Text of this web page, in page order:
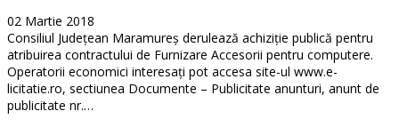
02 Martie 2018
Consiliul Județean Maramureș derulează achiziție publică pentru
atribuirea contractului de Furnizare Accesorii pentru computere.
Operatorii economici interesați pot accesa site-ul www.e-
licitatie.ro, sectiunea Documente – Publicitate anunturi, anunt de
publicitate nr.…